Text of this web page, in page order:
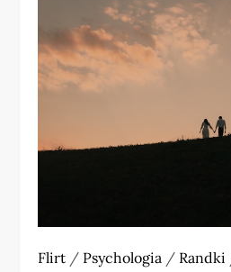
Flirt / Psychologia / Randki